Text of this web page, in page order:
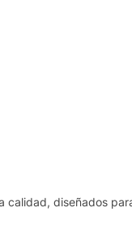
diseñados